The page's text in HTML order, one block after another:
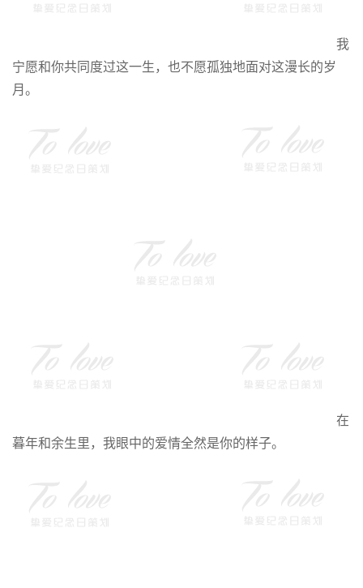
我
宁愿和你共同度过这一生，也不愿孤独地面对这漫长的岁
月。
在
暮年和余生里，我眼中的爱情全然是你的样子。